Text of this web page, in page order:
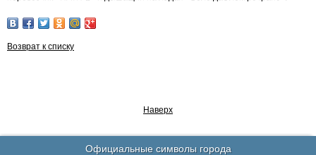
Возврат к списку
Наверх
Официальные символы города